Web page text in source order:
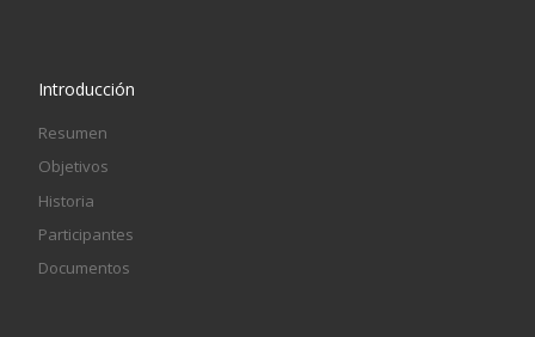
Introducción
Resumen
Objetivos
Historia
Participantes
Documentos